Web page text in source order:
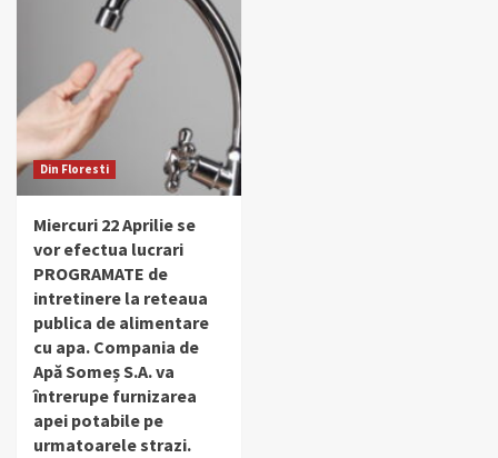
Din Floresti
Miercuri 22 Aprilie se
vor efectua lucrari
PROGRAMATE de
intretinere la reteaua
publica de alimentare
cu apa. Compania de
Apă Someș S.A. va
întrerupe furnizarea
apei potabile pe
urmatoarele strazi.